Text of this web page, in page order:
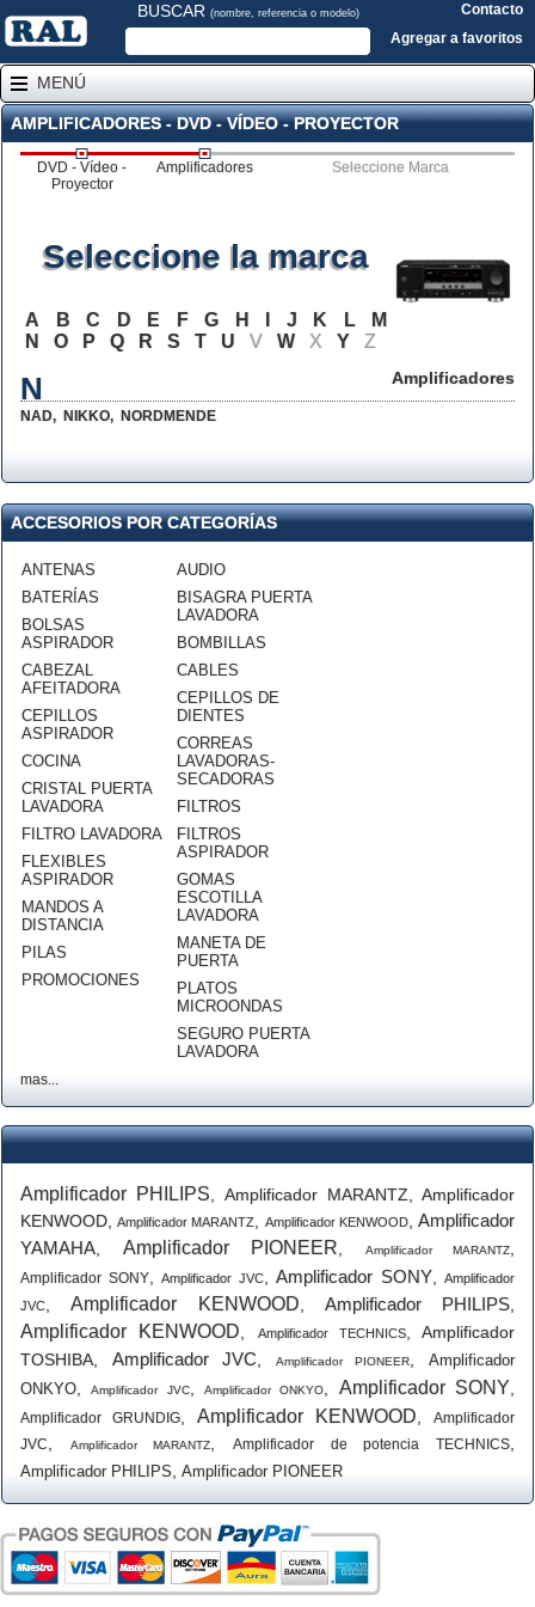
BUSCAR (nombre, referencia o modelo)
Contacto
Agregar a favoritos
MENÚ
AMPLIFICADORES - DVD - VÍDEO - PROYECTOR
DVD - Vídeo -
Proyector
Amplificadores Seleccione Marca
Amplificadores
Seleccione la marca
A B C D E F G H J K L
M
N
O P Q R S T U V W X Y Z
N
NAD, NIKKO, NORDMENDE
ACCESORIOS POR CATEGORÍAS
ANTENAS
BATERÍAS
BOLSAS
ASPIRADOR
CABEZAL
AFEITADORA
CEPILLOS
ASPIRADOR
COCINA
CRISTAL PUERTA
LAVADORA
FILTRO LAVADORA
FLEXIBLES
ASPIRADOR
MANDOS A
DISTANCIA
PILAS
PROMOCIONES
AUDIO
BISAGRA PUERTA
LAVADORA
BOMBILLAS
CABLES
CEPILLOS DE
DIENTES
CORREAS
LAVADORAS-
SECADORAS
FILTROS
FILTROS
ASPIRADOR
GOMAS
ESCOTILLA
LAVADORA
MANETA DE
PUERTA
PLATOS
MICROONDAS
SEGURO PUERTA
LAVADORA
mas...
Amplificador PHILIPS Amplificador MARANTZ
Amplificador
KENWOOD ,Amplificador MARANTZ Amplificador KENWOOD,Amplificador
YAMAHA
Amplificador PIONEER Amplificador MARANTZ
Amplificador SONY, Amplificador JVC, Amplificador SONY,
Amplificador
JVC
,Amplificador KENWOOD Amplificador PHILIPS
Amplificador KENWOOD Amplificador TECHNICS, Amplificador
TOSHIBA
Amplificador JVC Amplificador PIONEER ,Amplificador
ONKYO ,Amplificador JVC,Amplificador ONKYO Amplificador SONY
Amplificador GRUNDIG Amplificador KENWOOD
Amplificador
JVC
Amplificador MARANTZ ,Amplificador de potencia TECHNICS
Amplificador PHILIPS Amplificador PIONEER